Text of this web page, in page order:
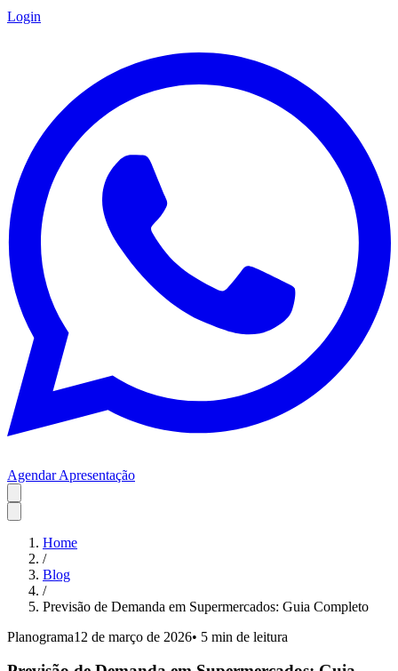
Login
Agendar Apresentação
Home
/
Blog
/
Previsão de Demanda em Supermercados: Guia Completo
Planograma12 de março de 2026• 5 min de leitura